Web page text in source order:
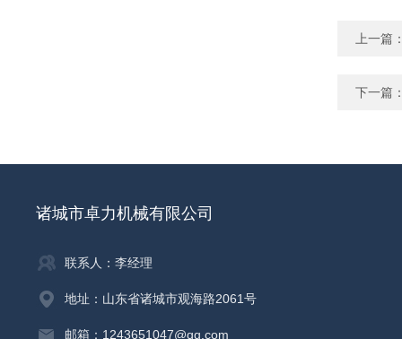
上一篇
下一篇
诸城市卓力机械有限公司
联系人：李经理
地址：山东省诸城市观海路2061号
邮箱：1243651047@qq.com